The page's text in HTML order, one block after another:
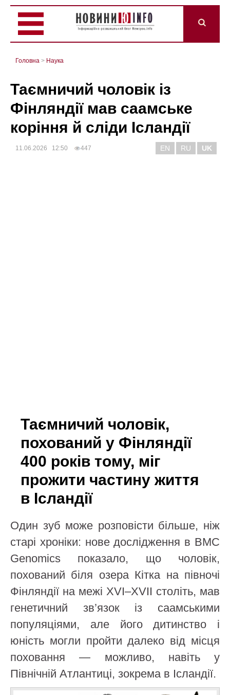
Головна > Наука
Таємничий чоловік із
Фінляндії мав саамське
коріння й сліди Ісландії
11.06.2026 12:50 447 EN RU UK
Таємничий чоловік,
похований у Фінляндії
400 років тому, міг
прожити частину життя
в Ісландії
Один зуб може розповісти більше, ніж
старі хроніки: нове дослідження в BMC
Genomics показало, що чоловік,
похований біля озера Кітка на півночі
Фінляндії на межі XVI–XVII століть, мав
генетичний зв’язок із саамськими
популяціями, але його дитинство і
юність могли пройти далеко від місця
поховання — можливо, навіть у
Північній Атлантиці, зокрема в Ісландії.